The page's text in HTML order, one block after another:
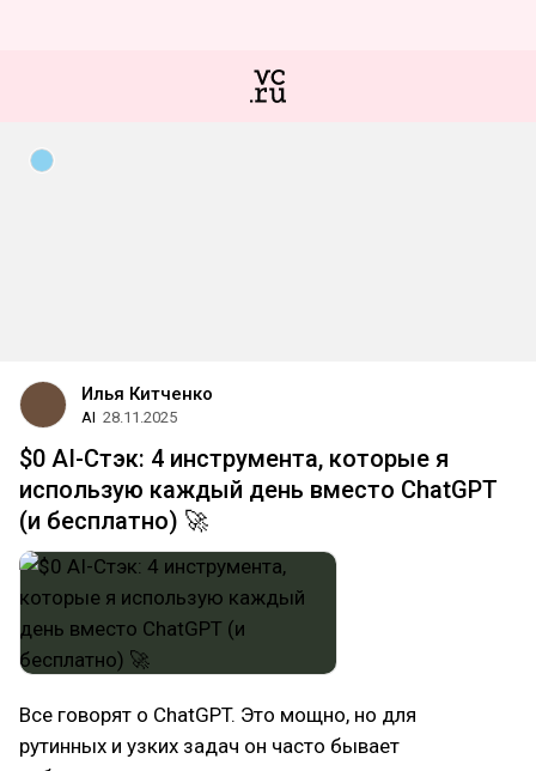
Илья Китченко
AI 28.11.2025
$0 AI-Стэк: 4 инструмента, которые я
использую каждый день вместо ChatGPT
(и бесплатно) 🚀
Все говорят о ChatGPT. Это мощно, но для
рутинных и узких задач он часто бывает